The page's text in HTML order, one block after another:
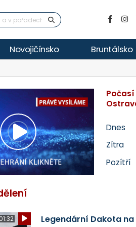
Novojičínsko Bruntálsko
Přehrát
video
Dnes
Zítra
Pozítří
Legendární Dakota